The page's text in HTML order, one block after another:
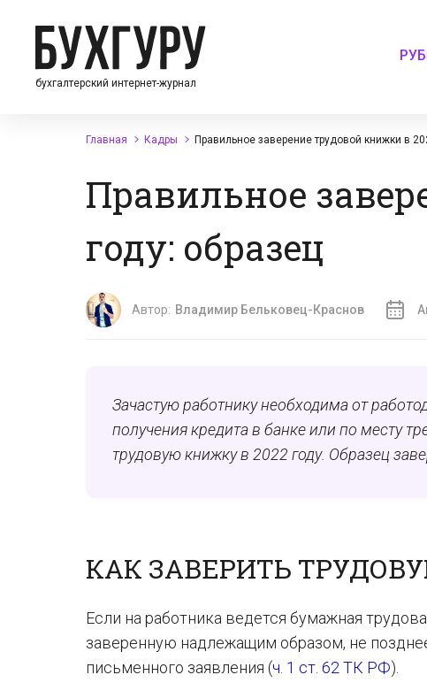
бухгалтерский интернет-журнал
Главная Кадры Правильное заверение трудовой книжки в
Правильное
году: образец
Автор: Владимир Бельковец-Краснов
Зачастую работнику необходима от
получения кредита в банке или по месту
трудовую книжку в 2022 году. Образец
КАК ЗАВЕРИТЬ
Если на работника ведется бумажная
заверенную надлежащим образом, не
письменного заявления (ч. 1 ст. 62 ТК РФ).